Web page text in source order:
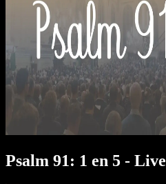
Psalm 91: 1 en 5 - Live